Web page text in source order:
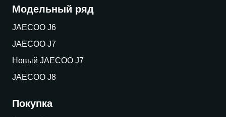
Модельный ряд
JAECOO J6
JAECOO J7
Новый JAECOO J7
JAECOO J8
Покупка